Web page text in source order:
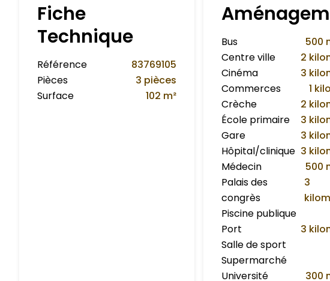
Fiche
Technique
Référence
83769105
Pièces
3 pièces
Surface
102 m²
Bus
500
Centre ville
2
Cinéma
3
Commerces
1
Crèche
2
École primaire
3
Gare
3
Hôpital/clinique 3
Médecin
500
Palais des
congrès
3
Piscine publique
Port
3
Salle de sport
Supermarché
Université
300